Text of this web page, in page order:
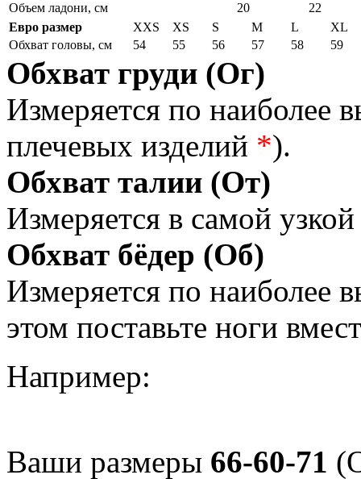
Объем ладони, см
20
22
Евро размер
XXS XS S M L
XL
Обхват головы, см
54 55 56 57 58 59
Обхват груди (Ог)
Измеряется по наиболее
плечевых изделий *).
Обхват талии (От)
Измеряется в самой
Обхват бёдер (Об)
Измеряется по наиболее
этом поставьте ноги
Например:
Ваши размеры 66-60-71